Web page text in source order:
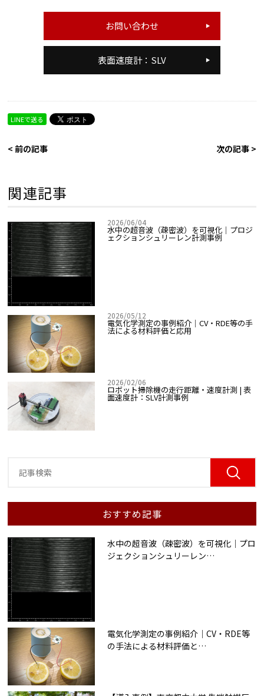
お問い合わせ
表面速度計：SLV
LINEで送る
< 前の記事 次の記事 >
関連記事
2026/06/04
水中の超音波（疎密波）を可視化｜プロジ
ェクションシュリーレン計測事例
2026/05/12
電気化学測定の事例紹介｜CV・RDE等の手
法による材料評価と応用
2026/02/06
ロボット掃除機の走行距離・速度計測 | 表
面速度計：SLV計測事例
おすすめ記事
水中の超音波（疎密波）を可視化｜プロ
ジェクションシュリーレン…
電気化学測定の事例紹介｜CV・RDE等
の手法による材料評価と…